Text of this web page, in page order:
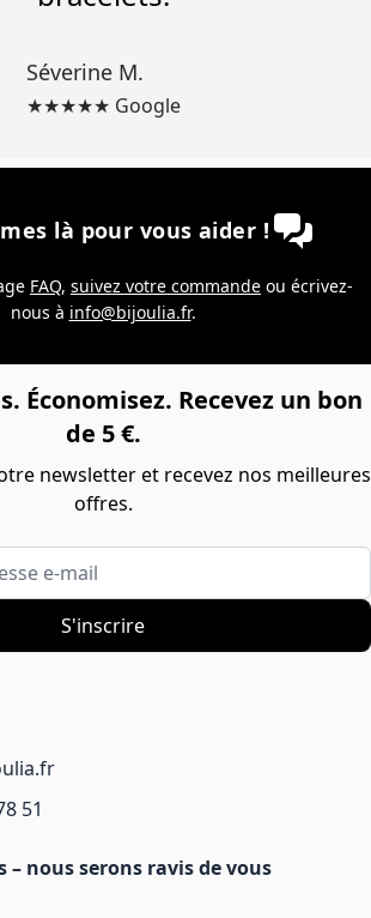
Séverine M.
★★★★★ Google
là pour vous aider !
FAQ, suivez votre commande ou écrivez-
nous à info@bijoulia.fr.
Économisez. Recevez un bon
de 5 €.
newsletter et recevez nos meilleures
offres.
e-mail
S'inscrire
51
– nous serons ravis de vous